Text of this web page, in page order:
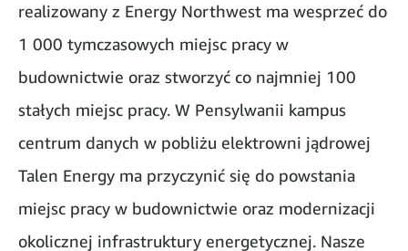
realizowany z Energy Northwest ma wesprzeć do
1 000 tymczasowych miejsc pracy w
budownictwie oraz stworzyć co najmniej 100
stałych miejsc pracy. W Pensylwanii kampus
centrum danych w pobliżu elektrowni jądrowej
Talen Energy ma przyczynić się do powstania
miejsc pracy w budownictwie oraz modernizacji
okolicznej infrastruktury energetycznej. Nasze